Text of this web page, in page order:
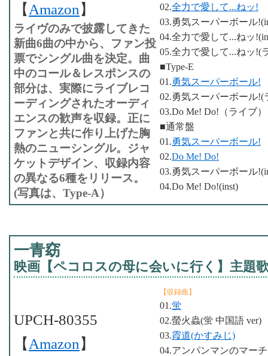
02.全力で愛して...ねッ!
03.勇気スーパーボール
04.全力で愛して...ねッ
05.全力で愛して...ねッ!(
■Type-E
01.勇気スーパーボール!
02.勇気スーパーボール!(
03.Do Me! Do!（ライブ）
■通常盤
01.勇気スーパーボール!
02.Do Me! Do!
03.勇気スーパーボール
04.Do Me! Do!(inst)
【 Amazon 】
ライヴのみで披露してきた
新曲6曲の中から、ファン投
票でシングル曲を決定。曲
中のコール＆レスポンスの
部分は、実際にライブレコ
ーディングされたオーディ
エンスの歓声を収録。正に
ファンと共に作り上げた胸
熱のニューシングル。ジャ
ケットデザイン、収録内容
の異なる6種をリリース。
(写真は、Type-A）
一青窈
映画【ペコロスの母に会いに行く】主題
【収録曲】
01.蛍
02.螢火蟲(蛍 中国語 ver)
03.霞道(かすみじ)
04.アンパンマンのマーチ
UPCH-80355
【 Amazon 】